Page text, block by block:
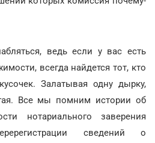
ведь если у вас есть
всегда найдется тот, кто
Залатывая одну дырку,
Все мы помним истории об
нотариального заверения
сведений о